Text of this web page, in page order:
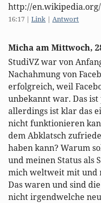
http://
16:17 | Link | Antwort
Micha amMittwoch,
StudiVZ war von
Nachahmung von
erfolgreich, weil
unbekannt war. Das
allerdings ist klar das
nicht funktionieren
dem Abklatsch
haben kann? Warum
und meinen Status als
mich weltweit mit und
Das waren und sind
nicht irgendwelche